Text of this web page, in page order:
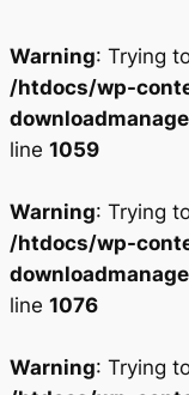
Warning: Trying
/htdocs/wp-
line 1059
Warning: Trying
/htdocs/wp-
line 1076
Warning: Trying